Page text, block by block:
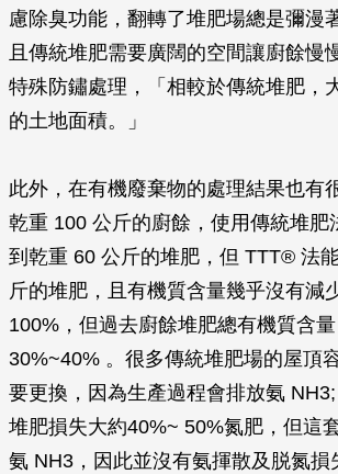
慮除臭功能，翻轉了堆肥場總是彌漫
且傳統堆肥需要廣闊的空間讓廚餘慢
特殊防鏽處理，「相較於傳統堆肥，
的土地面積。」
此外，在有機廢棄物的處理結果也有
乾重 100 公斤的廚餘，使用傳統堆肥
到乾重 60 公斤的堆肥，但 TTT® 法
斤的堆肥，且有機質含量幾乎沒有減
100%，但過去廚餘堆肥總有機質含
30%~40% 。很多傳統堆肥場的屋頂
要更換，因為生產過程會排放氨
堆肥損失大約40%~ 50%氮肥，但這
氨 NH3，因此並沒有氨揮散及脱氮損